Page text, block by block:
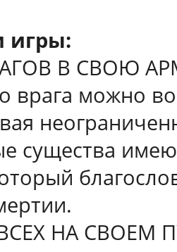
игры:
В СВОЮ
врага можно
существа
НА СВОЕМ